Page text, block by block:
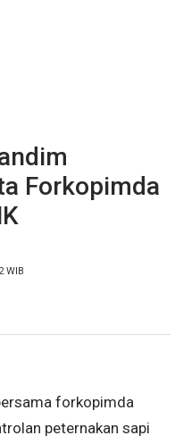
Forkopimda
WIB
forkopimda
peternakan sapi